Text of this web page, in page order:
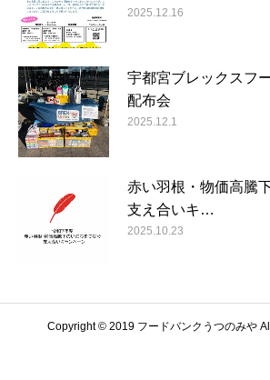
2025.12.16
宇都宮ブレックスフ
配布会
2025.12.1
赤い羽根・物価高騰
支え合いキ…
2025.10.23
Copyright © 2019 フードバンクうつのみや